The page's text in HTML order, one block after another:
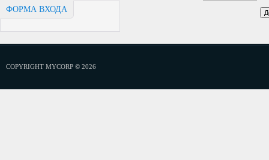
ФОРМА ВХОДА
COPYRIGHT MYCORP © 2026